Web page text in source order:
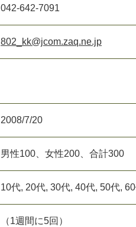
042-642-7091
802_kk@jcom.zaq.ne.jp
2008/7/20
男性100、女性200、合計300
10代, 20代, 30代, 40代, 50代,
（1週間に5回）